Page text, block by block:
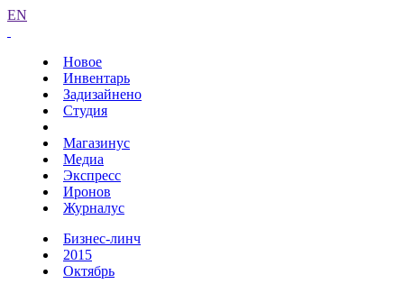
EN
Новое
Инвентарь
Задизайнено
Студия
Магазинус
Медиа
Экспресс
Иронов
Журналус
Бизнес-линч
2015
Октябрь